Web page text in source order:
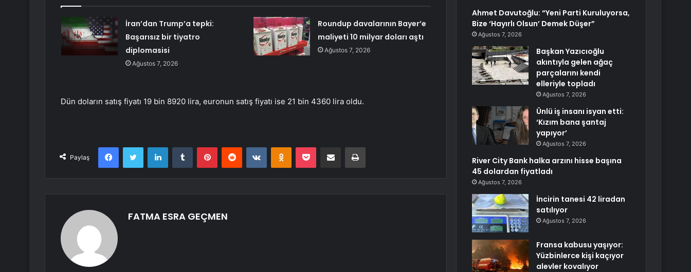
İran’dan Trump’a tepki:
Başarısız bir tiyatro
diplomasisi
Ağustos 7, 2026
Roundup davalarının Bayer’e
maliyeti 10 milyar doları aştı
Ağustos 7, 2026
Dün doların satış fiyatı 19 bin 8920 lira, euronun satış fiyatı ise 21 bin 4360 lira oldu.
Paylaş
FacebookTwitter LinkedInTumblr PinterestReddit VKontakteOdnoklassniki
Pocket E-Posta ile paylaş Yazdır
FATMA ESRA GEÇMEN
Ahmet Davutoğlu: “Yeni Parti Kuruluyorsa,
Bize ‘Hayırlı Olsun’ Demek Düşer”
Ağustos 7, 2026
Başkan Yazıcıoğlu
akıntıyla gelen ağaç
parçalarını kendi
elleriyle topladı
Ağustos 7, 2026
Ünlü iş insanı isyan etti:
‘Kızım bana şantaj
yapıyor’
Ağustos 7, 2026
River City Bank halka arzını hisse başına
45 dolardan fiyatladı
Ağustos 7, 2026
İncirin tanesi 42 liradan
satılıyor
Ağustos 7, 2026
Fransa kabusu yaşıyor:
Yüzbinlerce kişi kaçıyor
alevler kovalıyor